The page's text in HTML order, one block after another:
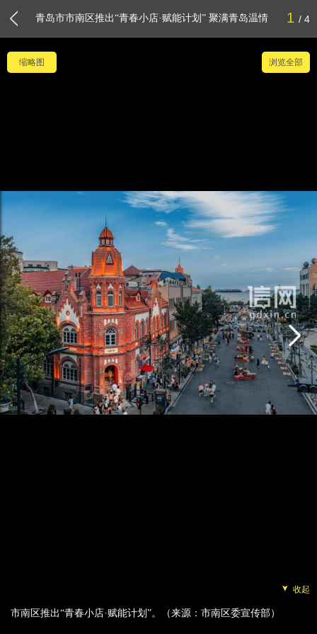
青岛市市南区推出“青春小店·赋能计划” 聚满青岛温情 1 4
➤ 收起
市南区推出“青春小店·赋能计划”。（来源：市南区委宣传部）
浏览全部
缩略图